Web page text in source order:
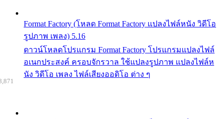
Format Factory (โหลด Format Factory แปลงไฟล์หนัง วิดีโอ
รูปภาพ เพลง) 5.16
ดาวน์โหลดโปรแกรม Format Factory โปรแกรมแปลงไฟล์
อเนกประสงค์ ครอบจักรวาล ใช้แปลงรูปภาพ แปลงไฟล์ห
นัง วิดีโอ เพลง ไฟล์เสียงออดิโอ ต่าง ๆ